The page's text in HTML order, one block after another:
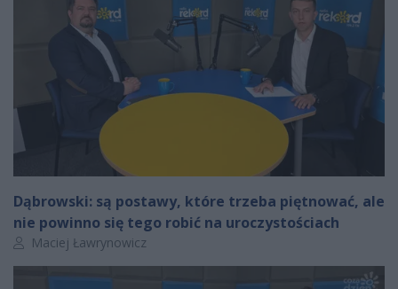
Dąbrowski: są postawy, które trzeba piętnować, ale
nie powinno się tego robić na uroczystościach
Autor artykułu:
Maciej Ławrynowicz